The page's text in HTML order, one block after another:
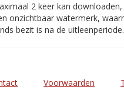
2 keer kan downloaden,
onzichtbaar watermerk,
bezit is na de uitleenperiode.
Voorwaarden